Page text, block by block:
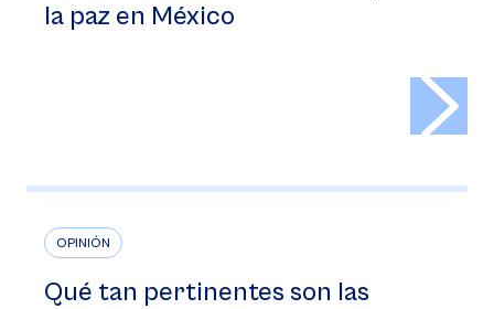
la paz en México
OPINIÓN
Qué tan pertinentes son las